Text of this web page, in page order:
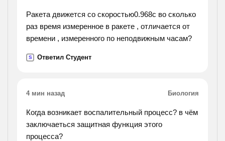
Ракета движется со скоростью0.968c во сколько
раз время измеренное в ракете , отличается от
времени , измеренного по неподвижным часам?
S Ответил Студент
4 мин назад Биология
Когда возникает воспалительный процесс? в чём
заключаеться защитная функция этого
процесса?